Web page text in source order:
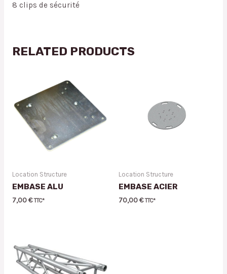
8 clips de sécurité
RELATED PRODUCTS
Location Structure
EMBASE ALU
7,00€ TTC*
Location Structure
EMBASE ACIER
70,00€ TTC*